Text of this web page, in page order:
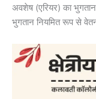
अवशेष (एरियर) का
भुगतान नियमित रूप से